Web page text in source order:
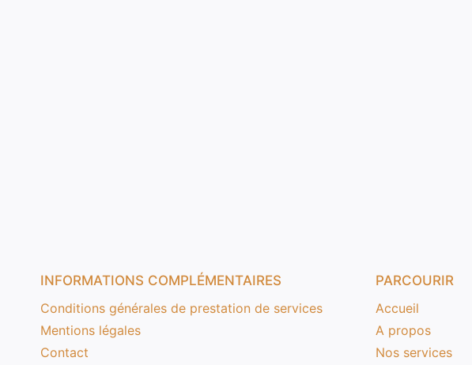
INFORMATIONS COMPLÉMENTAIRES
Conditions générales de prestation de services
Mentions légales
Contact
PARCOURIR
Accueil
A propos
Nos services